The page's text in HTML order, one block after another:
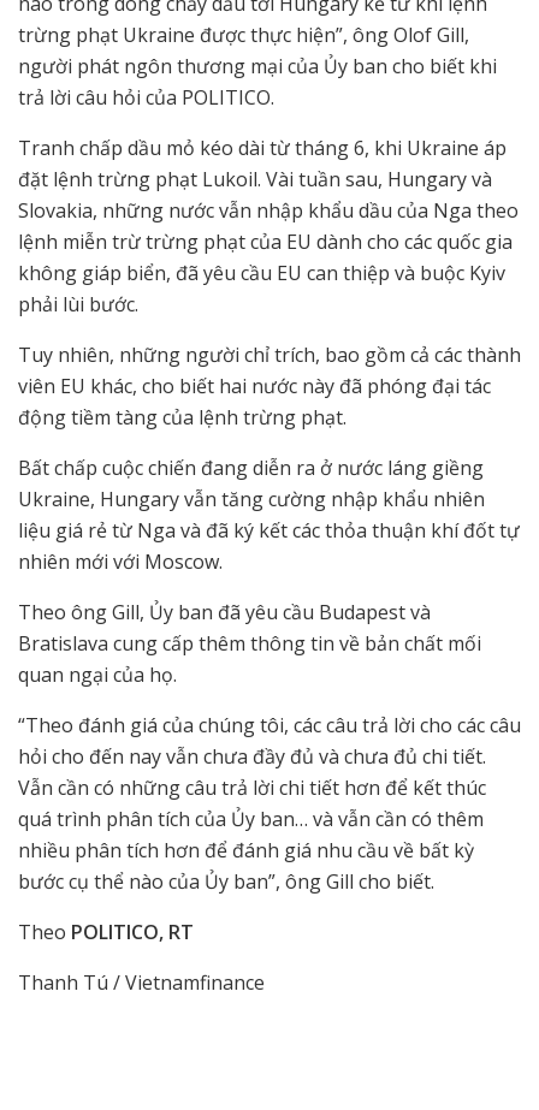
trừng phạt Ukraine được thực hiện”, ông Olof Gill,
người phát ngôn thương mại của Ủy ban cho biết khi
trả lời câu hỏi của POLITICO.
Tranh chấp dầu mỏ kéo dài từ tháng 6, khi Ukraine áp
đặt lệnh trừng phạt Lukoil. Vài tuần sau, Hungary và
Slovakia, những nước vẫn nhập khẩu dầu của Nga theo
lệnh miễn trừ trừng phạt của EU dành cho các quốc gia
không giáp biển, đã yêu cầu EU can thiệp và buộc Kyiv
phải lùi bước.
Tuy nhiên, những người chỉ trích, bao gồm cả các thành
viên EU khác, cho biết hai nước này đã phóng đại tác
động tiềm tàng của lệnh trừng phạt.
Bất chấp cuộc chiến đang diễn ra ở nước láng giềng
Ukraine, Hungary vẫn tăng cường nhập khẩu nhiên
liệu giá rẻ từ Nga và đã ký kết các thỏa thuận khí đốt tự
nhiên mới với Moscow.
Theo ông Gill, Ủy ban đã yêu cầu Budapest và
Bratislava cung cấp thêm thông tin về bản chất mối
quan ngại của họ.
“Theo đánh giá của chúng tôi, các câu trả lời cho các câu
hỏi cho đến nay vẫn chưa đầy đủ và chưa đủ chi tiết.
Vẫn cần có những câu trả lời chi tiết hơn để kết thúc
quá trình phân tích của Ủy ban… và vẫn cần có thêm
nhiều phân tích hơn để đánh giá nhu cầu về bất kỳ
bước cụ thể nào của Ủy ban”, ông Gill cho biết.
Theo POLITICO, RT
Thanh Tú / Vietnamfinance